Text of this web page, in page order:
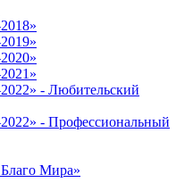
- Любительский
- Профессиональный
Мира»